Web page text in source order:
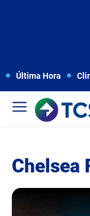
Última Hora
Chelsea